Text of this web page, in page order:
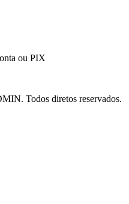
ou PIX
Todos diretos reservados.